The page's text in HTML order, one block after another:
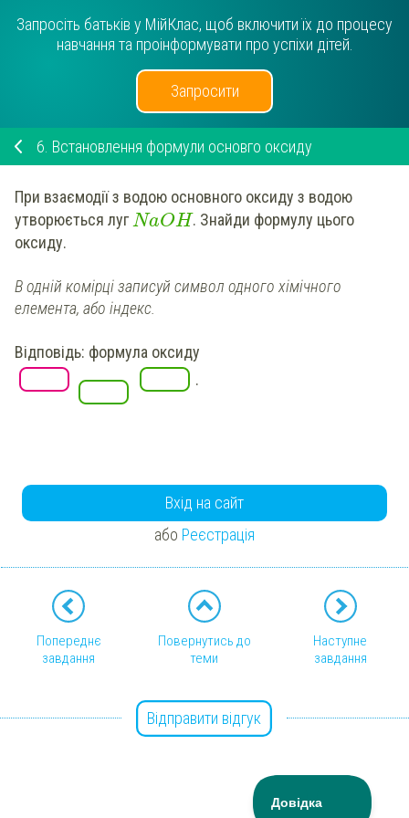
Запросіть батьків у МійКлас, щоб включити їх до процесу
навчання та проінформувати про успіхи дітей.
Запросити
6. Встановлення формули основго оксиду
При взаємодії з водою основного оксиду з водою
утворюється лугNaOH. Знайди формулу цього
оксиду.
В одній комірці записуй символ одного хімічного
елемента, або індекс.
Відповідь: формула оксиду
.
Вхід на сайт
або Реєстрація
Попереднє
завдання
Повернутись до
теми
Наступне
завдання
Відправити відгук